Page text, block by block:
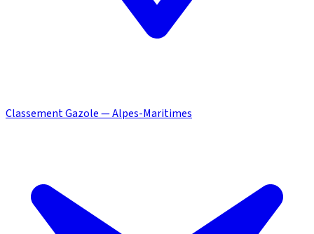
Classement Gazole — Alpes-Maritimes